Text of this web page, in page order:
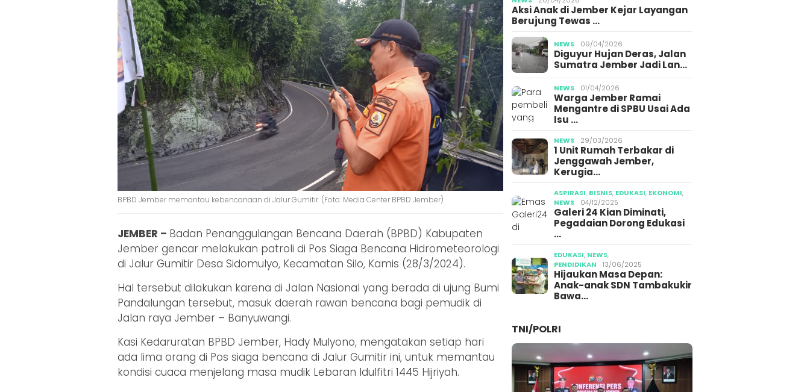
BPBD Jember memantau kebencanaan di Jalur Gumitir. (Foto: Media Center BPBD Jember)
JEMBER – Badan Penanggulangan Bencana Daerah (BPBD) Kabupaten
Jember gencar melakukan patroli di Pos Siaga Bencana Hidrometeorologi
di Jalur Gumitir Desa Sidomulyo, Kecamatan Silo, Kamis (28/3/2024).
Hal tersebut dilakukan karena di Jalan Nasional yang berada di ujung Bumi
Pandalungan tersebut, masuk daerah rawan bencana bagi pemudik di
Jalan raya Jember – Banyuwangi.
Kasi Kedaruratan BPBD Jember, Hady Mulyono, mengatakan setiap hari
ada lima orang di Pos siaga bencana di Jalur Gumitir ini, untuk memantau
kondisi cuaca menjelang masa mudik Lebaran Idulfitri 1445 Hijriyah.
Aksi Anak di Jember Kejar Layangan
Berujung Tewas …
NEWS 09/04/2026
Diguyur Hujan Deras, Jalan
Sumatra Jember Jadi Lan…
NEWS 01/04/2026
Warga Jember Ramai
Mengantre di SPBU Usai Ada
Isu …
NEWS 29/03/2026
1 Unit Rumah Terbakar di
Jenggawah Jember,
Kerugia…
ASPIRASI, BISNIS, EDUKASI, EKONOMI,
NEWS
04/12/2025
Galeri 24 Kian Diminati,
Pegadaian Dorong Edukasi
…
EDUKASI, NEWS,
PENDIDIKAN
13/06/2025
Hijaukan Masa Depan:
Anak-anak SDN Tambakukir
Bawa…
TNI/POLRI